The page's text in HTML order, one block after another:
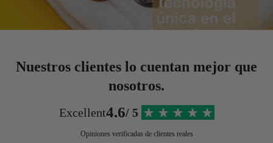
Nuestros clientes lo cuentan mejor que
nosotros.
Excellent4.6/ 5
Opiniones verificadas de clientes reales